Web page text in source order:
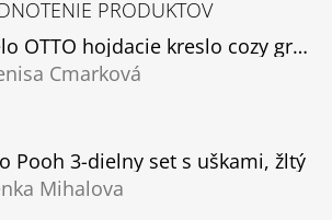
PRODUKTOV
Lionelo OTTO hojdacie kreslo cozy grey, rozbalené
produktu je 5 z 5 hviezdičiek.
Cmarková
Pooh 3-dielny set s uškami, žltý
produktu je 5 z 5 hviezdičiek.
Mihalova